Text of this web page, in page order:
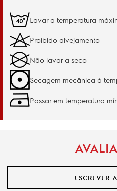
Lavar a temperatura
Proibido alvejamento
Não lavar a seco
Secagem mecânica à
Passar em temperatura
ESCREVER